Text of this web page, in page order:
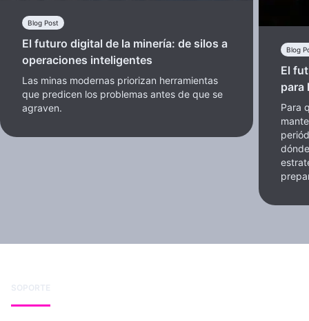
Blog Post
El futuro digital de la minería: de silos a
operaciones inteligentes
Las minas modernas priorizan herramientas
que predicen los problemas antes de que se
agraven.
Blog
El
para
Para
SOPORTE